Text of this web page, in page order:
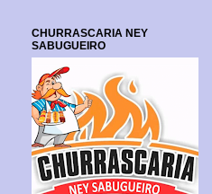
CHURRASCARIA NEY
SABUGUEIRO